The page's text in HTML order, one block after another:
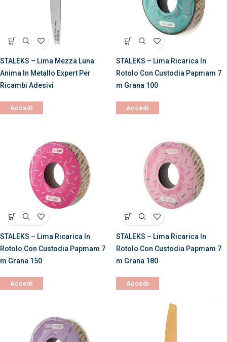
STALEKS – Lima Mezza Luna
Anima In Metallo Expert Per
Ricambi Adesivi
Accedi
STALEKS – Lima Ricarica In
Rotolo Con Custodia Papmam 7
m Grana 100
Accedi
STALEKS – Lima Ricarica In
Rotolo Con Custodia Papmam 7
m Grana 150
Accedi
STALEKS – Lima Ricarica In
Rotolo Con Custodia Papmam 7
m Grana 180
Accedi